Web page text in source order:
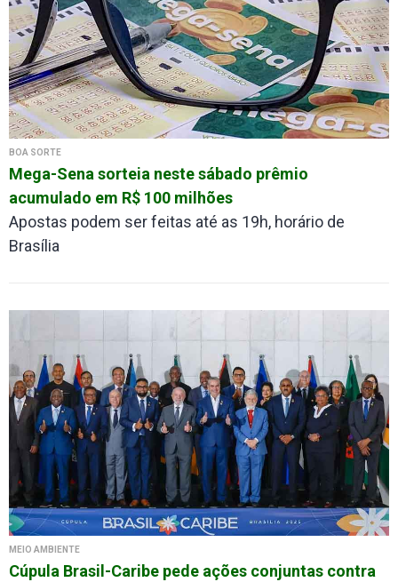
BOA SORTE
Mega-Sena sorteia neste sábado prêmio
acumulado em R$ 100 milhões
Apostas podem ser feitas até as 19h, horário de
Brasília
MEIO AMBIENTE
Cúpula Brasil-Caribe pede ações conjuntas contra